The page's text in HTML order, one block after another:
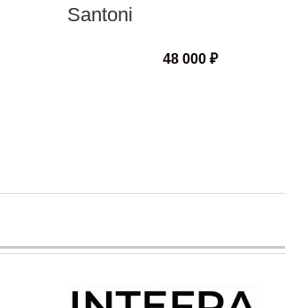
Santoni
48 000₽